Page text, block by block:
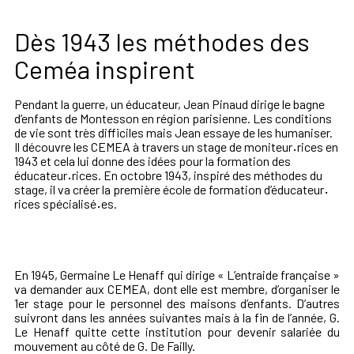
Dès 1943 les méthodes des
Ceméa inspirent
Pendant la guerre, un éducateur, Jean Pinaud dirige le bagne
d’enfants de Montesson en région parisienne. Les conditions
de vie sont très difficiles mais Jean essaye de les humaniser.
Il découvre les CEMEA à travers un stage de moniteur·rices en
1943 et cela lui donne des idées pour la formation des
éducateur·rices. En octobre 1943, inspiré des méthodes du
stage, il va créer la première école de formation d’éducateur·
rices spécialisé·es.
En 1945, Germaine Le Henaff qui dirige « L’entraide française »
va demander aux CEMEA, dont elle est membre, d’organiser le
1er stage pour le personnel des maisons d’enfants. D’autres
suivront dans les années suivantes mais à la fin de l’année, G.
Le Henaff quitte cette institution pour devenir salariée du
mouvement au côté de G. De Failly.